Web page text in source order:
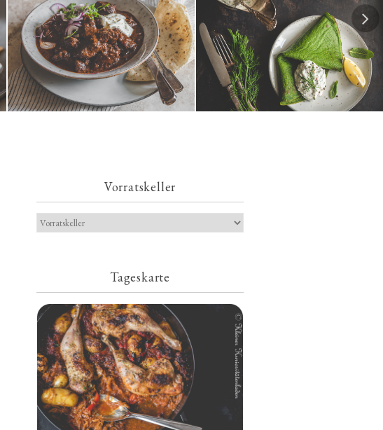
Texanisches Chili con Carne
Spinatpfannkuchen mit
Kräuterquark
Vorratskeller
Tageskarte